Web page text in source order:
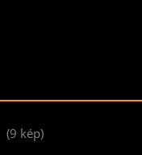
(9 kép)